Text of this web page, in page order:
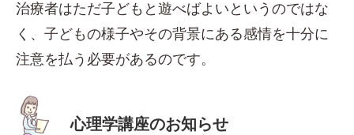
治療者はただ子どもと遊べばよいというのではな
く、子どもの様子やその背景にある感情を十分に
注意を払う必要があるのです。
心理学講座のお知らせ